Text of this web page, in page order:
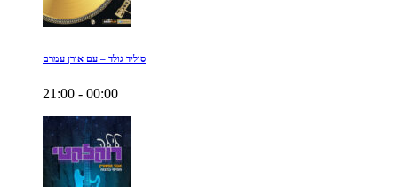
סוליד גולד – עם אורן עמרם
21:00 - 00:00